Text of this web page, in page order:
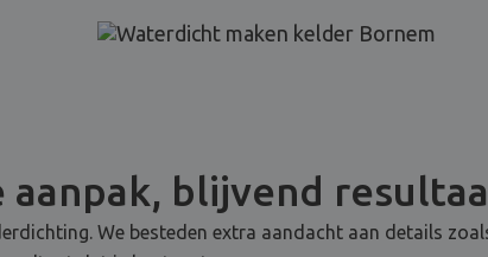
blijvend
We besteden extra aandacht aan details